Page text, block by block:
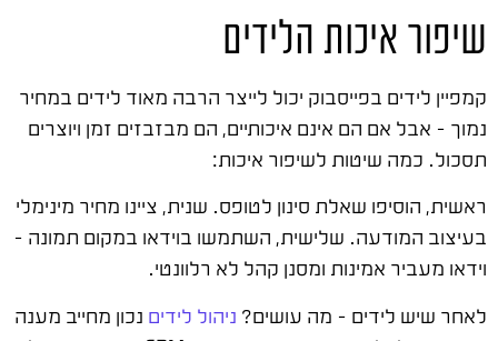
שיפור איכות הלידים
קמפיין לידים בפייסבוק יכול לייצר הרבה מאוד לידים במחיר
נמוך – אבל אם הם אינם איכותיים, הם מבזבזים זמן ויוצרים
תסכול. כמה שיטות לשיפור איכות:
ראשית, הוסיפו שאלת סינון לטופס. שנית, ציינו מחיר מינימלי
בעיצוב המודעה. שלישית, השתמשו בוידאו במקום תמונה –
וידאו מעביר אמינות ומסנן קהל לא רלוונטי.
לאחר שיש לידים – מה עושים? ניהול לידים נכון מחייב מענה